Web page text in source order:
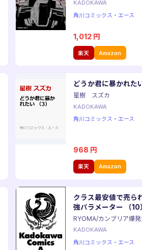
KADOKAWA
角川コミックス・エース
1,012 円
楽天 Amazon
どうか君に暴かれた
星樹 スズカ
KADOKAWA
角川コミックス・エース
968 円
楽天 Amazon
クラス最安値で売ら
強パラメーター （10
RYOMA/カンブリア爆
KADOKAWA
角川コミックス・エース